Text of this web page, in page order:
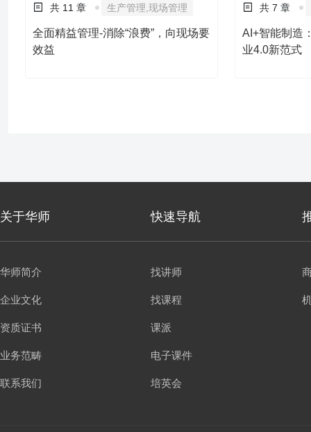
共 11 章 生产管理,现场管理
全面精益管理-消除“浪费”，向现场要
效益
共 7 章
AI+智能制造
业4.0新范式
关于华师 快速导航
华师简介
企业文化
资质证书
业务范畴
联系我们
找讲师
找课程
课派
电子课件
培英会